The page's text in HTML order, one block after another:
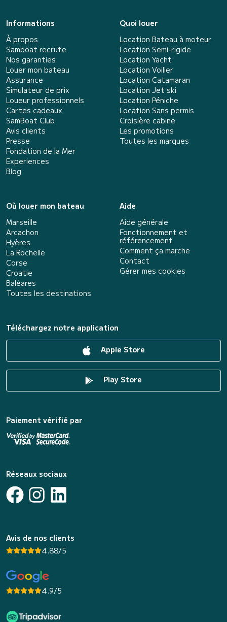
Informations
À propos
Samboat recrute
Nos garanties
Louer mon bateau
Assurance
Simulateur de prix
Loueur professionnels
Cartes cadeaux
SamBoat Club
Avis clients
Presse
Fondation de la Mer
Experiences
Blog
Quoi louer
Location Bateau à moteur
Location Semi-rigide
Location Yacht
Location Voilier
Location Catamaran
Location Jet ski
Location Péniche
Location Sans permis
Croisière cabine
Les promotions
Toutes les marques
Où louer mon bateau
Marseille
Arcachon
Hyères
La Rochelle
Corse
Croatie
Baléares
Toutes les destinations
Aide
Aide générale
Fonctionnement et
référencement
Comment ça marche
Contact
Gérer mes cookies
Téléchargez notre application
Apple Store
Play Store
Paiement vérifié par
Réseaux sociaux
Avis de nos clients
4.88/5
4.9/5